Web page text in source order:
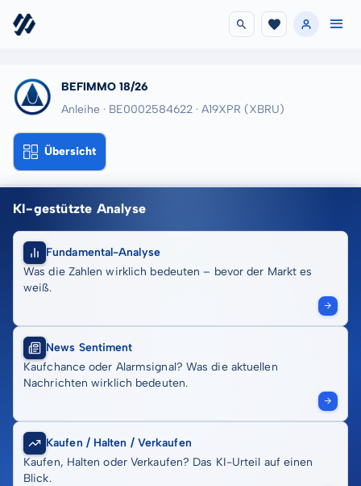
BEFIMMO 18/26
Anleihe · BE0002584622 · A19XPR (XBRU)
Übersicht
KI-gestützte Analyse
Fundamental-Analyse
Was die Zahlen wirklich bedeuten – bevor der Markt es
weiß.
News Sentiment
Kaufchance oder Alarmsignal? Was die aktuellen
Nachrichten wirklich bedeuten.
Kaufen / Halten / Verkaufen
Kaufen, Halten oder Verkaufen? Das KI-Urteil auf einen
Blick.